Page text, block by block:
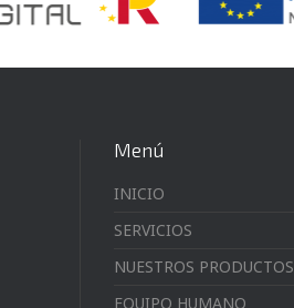
Menú
INICIO
SERVICIOS
NUESTROS PRODUCTOS
EQUIPO HUMANO